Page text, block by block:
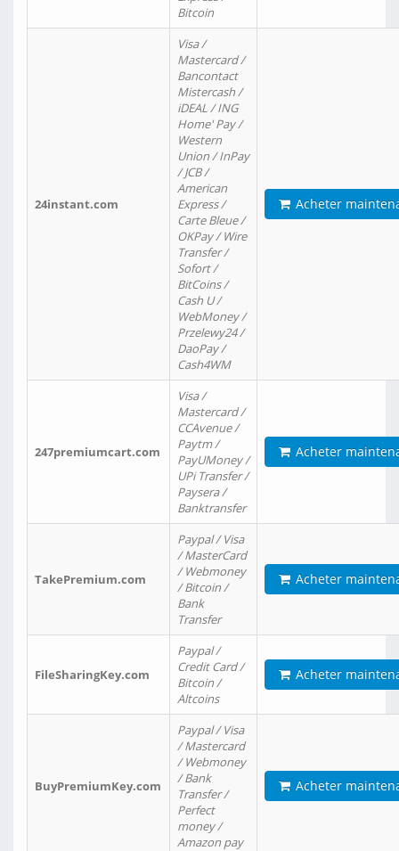
Bitcoin
24instant.com
Visa /
Mastercard /
Bancontact
Mistercash /
iDEAL / ING
Home' Pay /
Western
Union / InPay
/ JCB /
American
Express /
Carte Bleue /
OKPay / Wire
Transfer /
Sofort /
BitCoins /
Cash U /
WebMoney /
Przelewy24 /
DaoPay /
Cash4WM
Acheter
247premiumcart.com
Visa /
Mastercard /
CCAvenue /
Paytm /
PayUMoney /
UPi Transfer /
Paysera /
Banktransfer
Acheter
TakePremium.com
Paypal / Visa
/ MasterCard
/ Webmoney
/ Bitcoin /
Bank
Transfer
Acheter
FileSharingKey.com
Paypal /
Credit Card /
Bitcoin /
Altcoins
Acheter
BuyPremiumKey.com
Paypal / Visa
/ Mastercard
/ Webmoney
/ Bank
Transfer /
Perfect
money /
Amazon pay
Acheter